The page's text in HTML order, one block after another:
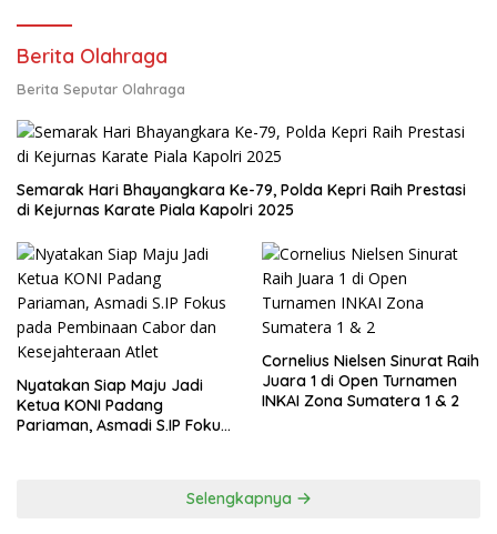
Berita Olahraga
Berita Seputar Olahraga
Semarak Hari Bhayangkara Ke-79, Polda Kepri Raih Prestasi
di Kejurnas Karate Piala Kapolri 2025
Nyatakan Siap Maju Jadi
Ketua KONI Padang
Pariaman, Asmadi S.IP Fokus
Cornelius Nielsen Sinurat Raih
Juara 1 di Open Turnamen
INKAI Zona Sumatera 1 & 2
Selengkapnya